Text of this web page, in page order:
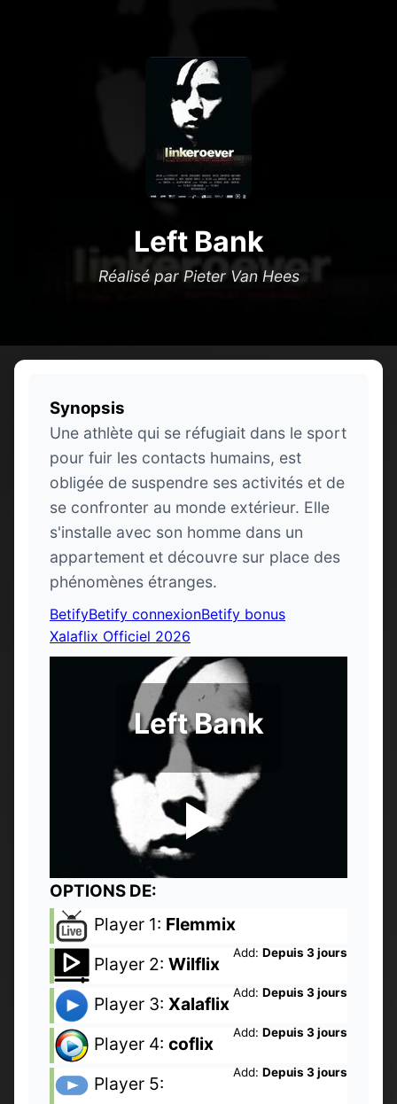
Left Bank
Réalisé par Pieter Van Hees
Synopsis
Une athlète qui se réfugiait dans le sport
pour fuir les contacts humains, est
obligée de suspendre ses activités et de
se confronter au monde extérieur. Elle
s'installe avec son homme dans un
appartement et découvre sur place des
phénomènes étranges.
BetifyBetify connexionBetify bonus
Xalaflix Officiel 2026
Left Bank
OPTIONS DE:
Player 1: Flemmix
Add: Depuis 3 jours
Player 2: Wilflix
Add: Depuis 3 jours
Player 3: Xalaflix
Add: Depuis 3 jours
Player 4: coflix
Add: Depuis 3 jours
Player 5: